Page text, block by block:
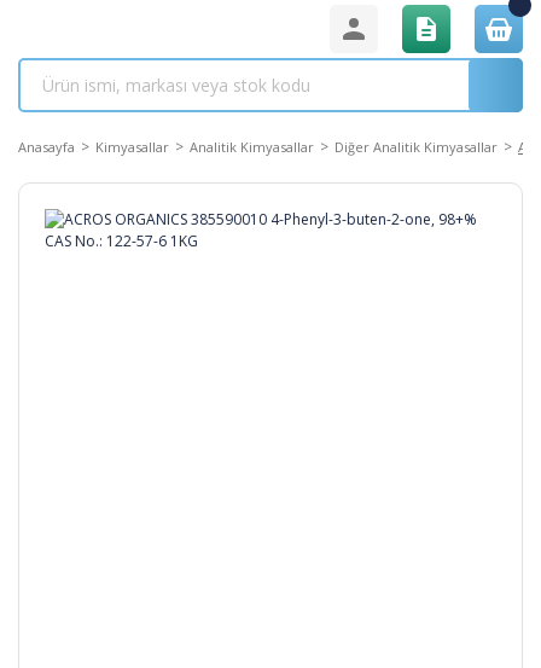
Anasayfa Kimyasallar Analitik Kimyasallar Diğer Analitik Kimyasallar